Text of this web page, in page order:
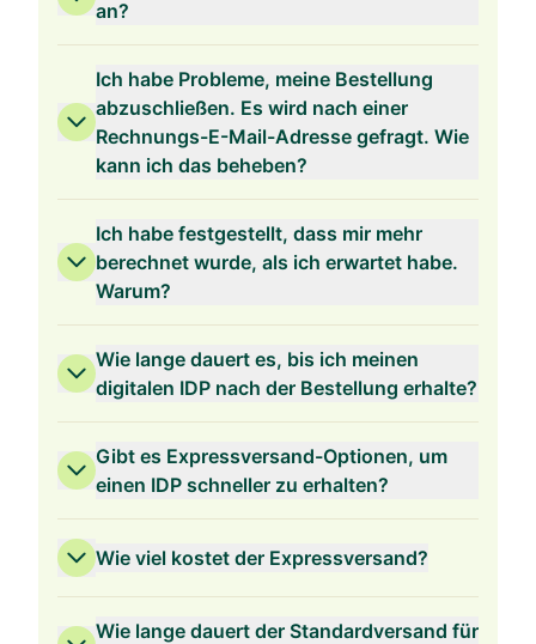
2 Jahre Gültigkeit
an?
Ich habe Probleme, meine Bestellung
abzuschließen. Es wird nach einer
Rechnungs-E-Mail-Adresse gefragt. Wie
kann ich das beheben?
Ich habe festgestellt, dass mir mehr
berechnet wurde, als ich erwartet habe.
Warum?
Wie lange dauert es, bis ich meinen
digitalen IDP nach der Bestellung erhalte?
Gibt es Expressversand-Optionen, um
einen IDP schneller zu erhalten?
Wie viel kostet der Expressversand?
Wie lange dauert der Standardversand für